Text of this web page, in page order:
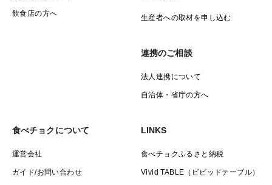
飲食店の方へ 生産者への取材を申し込む
連携のご相談
法人連携について
自治体・省庁の方へ
食べチョクについて
運営会社
ガイド/お問い合わせ
LINKS
食べチョクふるさと納税
Vivid TABLE（ビビッドテーブル）